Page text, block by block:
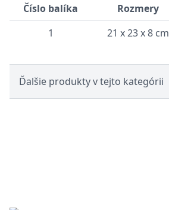
Číslo balíka Rozmery
1
21 x 23 x 8 cm
Ďalšie produkty v tejto kategórii